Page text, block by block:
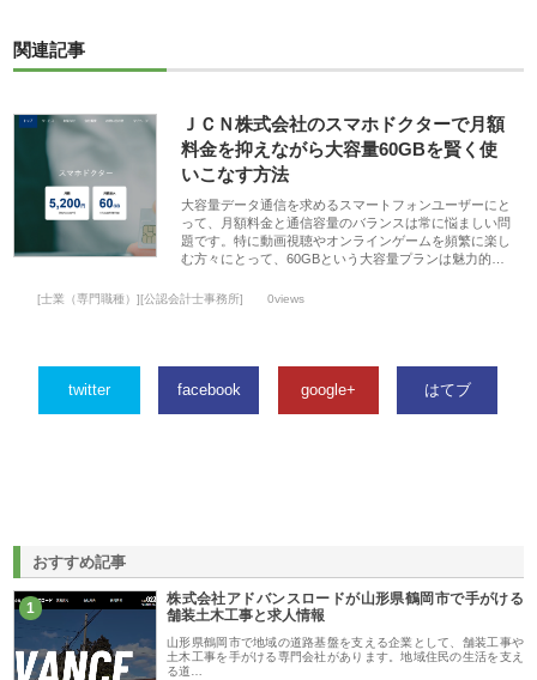
関連記事
ＪＣＮ株式会社のスマホドクターで月額
料金を抑えながら大容量60GBを賢く使
いこなす方法
大容量データ通信を求めるスマートフォンユーザーにと
って、月額料金と通信容量のバランスは常に悩ましい問
題です。特に動画視聴やオンラインゲームを頻繁に楽し
む方々にとって、60GBという大容量プランは魅力的…
[士業（専門職種）][公認会計士事務所] 0views
twitter facebook google+ はてブ
おすすめ記事
1
株式会社アドバンスロードが山形県鶴岡市で手がける
舗装土木工事と求人情報
山形県鶴岡市で地域の道路基盤を支える企業として、舗装工事や
土木工事を手がける専門会社があります。地域住民の生活を支え
る道…